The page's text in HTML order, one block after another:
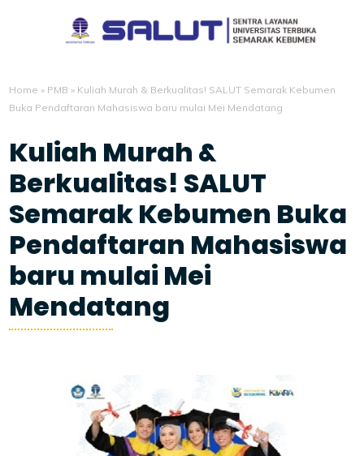
Home » PMB » Kuliah Murah & Berkualitas! SALUT Semarak Kebumen
Buka Pendaftaran Mahasiswa baru mulai Mei Mendatang
Kuliah Murah &
Berkualitas! SALUT
Semarak Kebumen Buka
Pendaftaran Mahasiswa
baru mulai Mei
Mendatang